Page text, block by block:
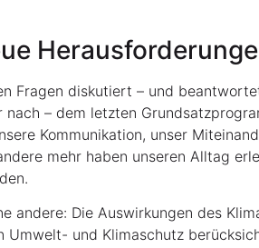
Fra­gen dis­ku­tiert – und
– dem letz­ten
Kom­mu­ni­ka­ti­on, unser
mehr haben unse­ren All­tag
ande­re: Die Aus­wir­kun­gen des
und Kli­ma­schutz